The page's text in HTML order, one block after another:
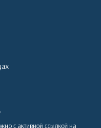
с активной ссылкой на